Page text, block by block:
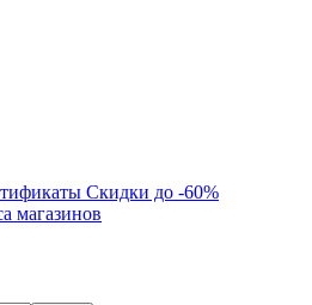
Скидки до -60%
магазинов